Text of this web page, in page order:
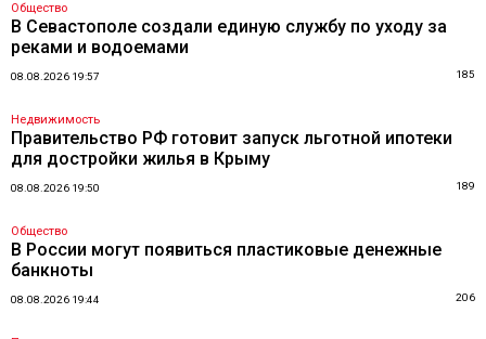
Общество
В Севастополе создали единую службу по уходу за
реками и водоемами
08.08.2026 19:57 185
Недвижимость
Правительство РФ готовит запуск льготной ипотеки
для достройки жилья в Крыму
08.08.2026 19:50 189
Общество
В России могут появиться пластиковые денежные
банкноты
08.08.2026 19:44 206